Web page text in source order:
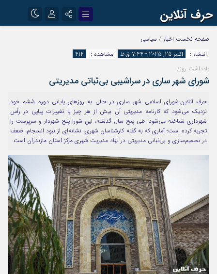
حرف آنلاین
اینستاگرام
آپارات
رمز عبور
مرا به خاطر بسپار
صفحه نخست اخبار / سیاسی
انتشار :
اکتبر 25, 2025 - 7:44 ق.ظ مشاهده :
414
یادداشت روز/
شورای شهر ساری در سراشیبی بی‌ثباتی مدیریتی
حرف آنلاین:شورای اسلامی شهر ساری در حالی به روزهای پایانی دوره ششم خود
نزدیک می‌شود که کارنامه مدیریتی آن بیش از هر چیز با تغییرات پیاپی در رأس
شهرداری شناخته می‌شود. طی پنج سال گذشته، این شورا پنج شهردار و سرپرست را
تجربه کرده است؛ آماری که به گفته کارشناسان شهری، نشانه‌ای از نبود انسجام، ضعف
در تصمیم‌سازی و بی‌ثباتی مدیریتی در نهاد مدیریت شهری مرکز استان مازندران است.